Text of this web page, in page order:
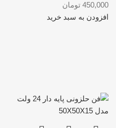
450,000 تومان
افزودن به سبد خرید